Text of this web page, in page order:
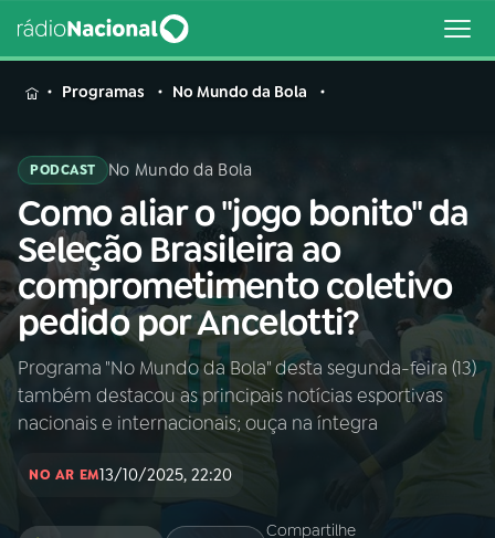
MENU
Buscar
na
Rádio
Nacional
Buscar
AO VIVO
01 INÍCIO
02A RÁDIO
Programas No Mundo da Bola
PODCAST No Mundo da Bola
Como aliar o "jogo bonito" da
Seleção Brasileira ao
comprometimento coletivo
pedido por Ancelotti?
Programa "No Mundo da Bola" desta segunda-feira (13)
também destacou as principais notícias esportivas
nacionais e internacionais; ouça na íntegra
NO AR EM13/10/2025, 22:20
Compartilhe